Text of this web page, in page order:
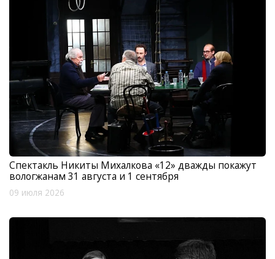
Спектакль Никиты Михалкова «12» дважды покажут
вологжанам 31 августа и 1 сентября
09 июля 2026